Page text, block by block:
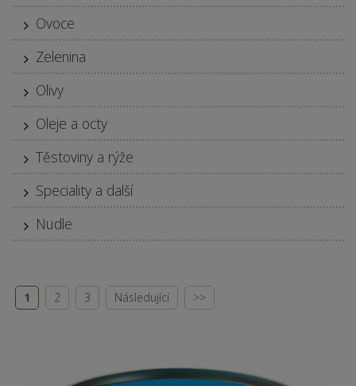
Ovoce
Zelenina
Olivy
Oleje a octy
Těstoviny a rýže
Speciality a další
Nudle
1 2 3 Následující >>